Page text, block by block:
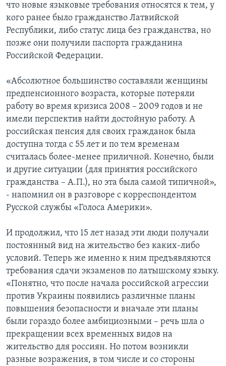
что новые языковые требования относятся к тем, у
кого ранее было гражданство Латвийской
Республики, либо статус лица без гражданства, но
позже они получили паспорта гражданина
Российской Федерации.
«Абсолютное большинство составляли женщины
предпенсионного возраста, которые потеряли
работу во время кризиса 2008 – 2009 годов и не
имели перспектив найти достойную работу. А
российская пенсия для своих гражданок была
доступна тогда с 55 лет и по тем временам
считалась более-менее приличной. Конечно, были
и другие ситуации (для принятия российского
гражданства – А.П.), но эта была самой типичной»,
- напомнил он в разговоре с корреспондентом
Русской службы «Голоса Америки».
И продолжил, что 15 лет назад эти люди получали
постоянный вид на жительство без каких-либо
условий. Теперь же именно к ним предъявляются
требования сдачи экзаменов по латышскому языку.
«Понятно, что после начала российской агрессии
против Украины появились различные планы
повышения безопасности и вначале эти планы
были гораздо более амбициозными – речь шла о
прекращении всех временных видов на
жительство для россиян. Но потом возникли
разные возражения, в том числе и со стороны